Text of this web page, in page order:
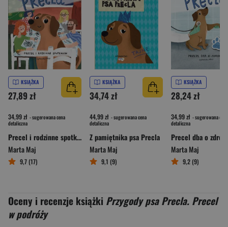
KSIĄŻKA
27,89 zł
34,99 zł - sugerowana cena
detaliczna
Precel i rodzinne spotkania. Przygody psa Precla
Marta Maj
9,7 (17)
KSIĄŻKA
34,74 zł
44,99 zł - sugerowana cena
detaliczna
Z pamiętnika psa Precla
Marta Maj
9,1 (9)
KSIĄŻKA
28,24 zł
34,99 zł - sugerowana cena
detaliczna
Marta Maj
9,2 (9)
Oceny i recenzje książki Przygody psa Precla. Precel
w podróży